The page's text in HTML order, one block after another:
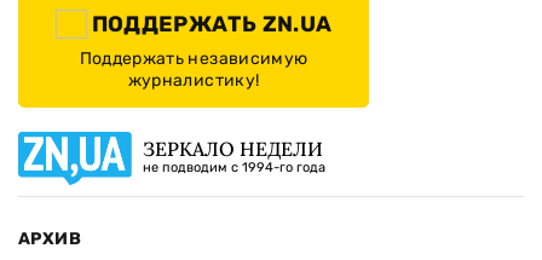
ПОДДЕРЖАТЬ ZN.UA
Поддержать независимую
журналистику!
ЗЕРКАЛО НЕДЕЛИ
не подводим с 1994-го года
АРХИВ